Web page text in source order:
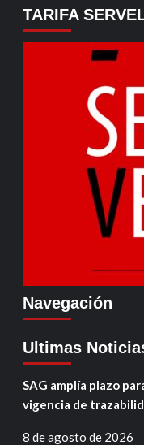
TARIFA
Navegación
Ultimas
SAG amplía plazo
vigencia de
8 de agosto de 2026